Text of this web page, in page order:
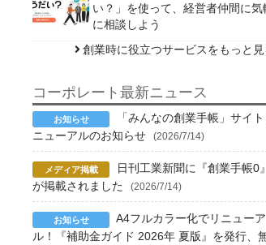
い？」を使って、経営者仲間に気
に相談しよう
創業時に役立つサービスをもっと見
コーポレート最新ニュース
「みんなの創業手帳」サイト
ニューアルのお知らせ
(2026/7/14)
日刊工業新聞に『創業手帳0』
が掲載されました
(2026/7/14)
A4フルカラー化でリニューア
ル！『補助金ガイド 2026年 夏版』を発行、